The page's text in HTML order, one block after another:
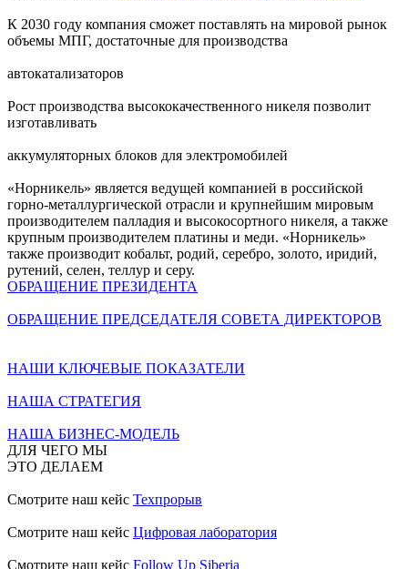
К 2030 году компания сможет поставлять на мировой рынок
объемы МПГ, достаточные для производства
автокатализаторов
Рост производства высококачественного никеля позволит
изготавливать
аккумуляторных блоков для электромобилей
«Норникель» является ведущей компанией в российской
горно-металлургической отрасли и крупнейшим мировым
производителем палладия и высокосортного никеля, а также
крупным производителем платины и меди. «Норникель»
также производит кобальт, родий, серебро, золото, иридий,
рутений, селен, теллур и серу.
ОБРАЩЕНИЕ ПРЕЗИДЕНТА
ОБРАЩЕНИЕ ПРЕДСЕДАТЕЛЯ СОВЕТА ДИРЕКТОРОВ
НАШИ КЛЮЧЕВЫЕ ПОКАЗАТЕЛИ
НАША СТРАТЕГИЯ
НАША БИЗНЕС-МОДЕЛЬ
ДЛЯ ЧЕГО МЫ
ЭТО ДЕЛАЕМ
Смотрите наш кейс Техпрорыв
Смотрите наш кейс Цифровая лаборатория
Смотрите наш кейс Follow Up Siberia